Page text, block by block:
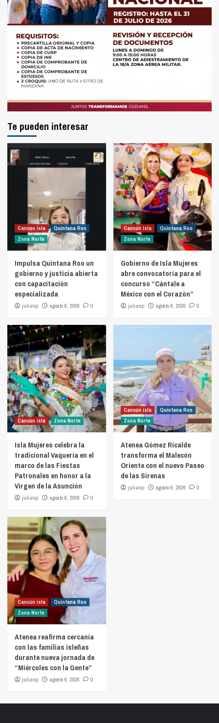
Te pueden interesar
Cancún isla
Quintana Roo
Zona Norte
Impulsa Quintana Roo un
gobierno y justicia abierta
con capacitación
especializada
julianp agosto 6, 2026 0
Cancún isla
Quintana Roo
Zona Norte
Gobierno de Isla Mujeres
abre convocatoria para el
concurso “Cántale a
México con el Corazón”
julianp agosto 6, 2026 0
Cancún isla Zona Norte
Isla Mujeres celebra la
tradicional Vaquería en el
marco de las Fiestas
Patronales en honor a la
Virgen de la Asunción
julianp agosto 6, 2026 0
Cancún isla
Quintana Roo
Zona Norte
Atenea Gómez Ricalde
transforma el Malecón
Oriente con el nuevo Paseo
de las Sirenas
julianp agosto 6, 2026 0
Cancún isla
Quintana Roo
Zona Norte
Atenea reafirma cercanía
con las familias isleñas
durante nueva jornada de
“Miércoles con la Gente”
julianp agosto 6, 2026 0